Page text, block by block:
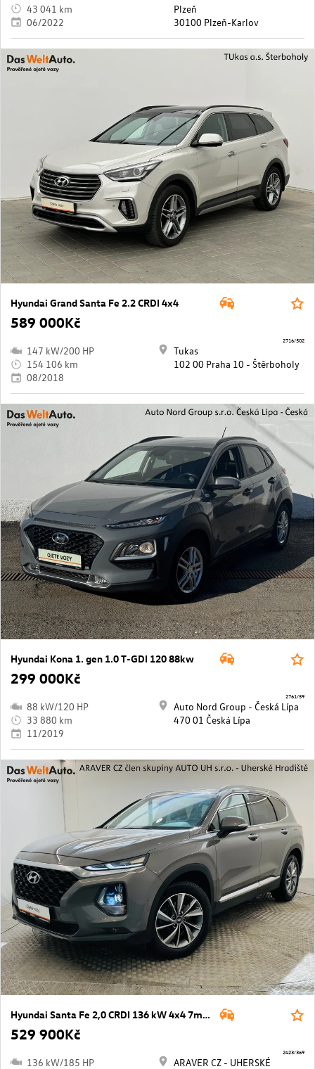
43 041 km
06/2022
Plzeň
30100 Plzeň-Karlov
Hyundai Grand Santa Fe 2.2 CRDI 4x4
589 000Kč
147 kW/200 HP
154 106 km
08/2018
Tukas
102 00 Praha 10 - Štěrboholy
2716/502
Hyundai Kona 1. gen 1.0 T-GDI 120 88kw
299 000Kč
88 kW/120 HP
33 880 km
11/2019
Auto Nord Group - Česká Lípa
470 01 Česká Lípa
2761/59
Hyundai Santa Fe 2,0 CRDI 136 kW 4x4 7míst
529 900Kč
136 kW/185 HP
ARAVER CZ - UHERSKÉ
2423/369